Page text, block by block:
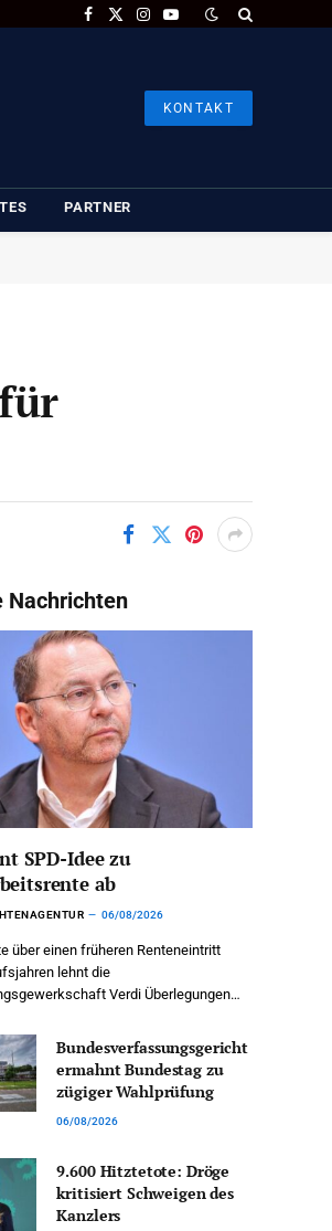
Facebook
X
Instagram
YouTube
KONTAKT
PARTNER
Nachrichten
SPD-Idee zu
ab
06/08/2026
über einen früheren Renteneintritt
lehnt die
Verdi Überlegungen…
Bundesverfassungsgericht
ermahnt Bundestag zu
zügiger Wahlprüfung
06/08/2026
9.600 Hitztetote: Dröge
kritisiert Schweigen des
Kanzlers